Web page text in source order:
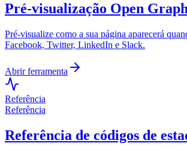
Pré-visualização Open
Pré-visualize como a sua página aparecerá
Facebook, Twitter, LinkedIn e Slack.
Abrir ferramenta
Referência
Referência
Referência de códigos de